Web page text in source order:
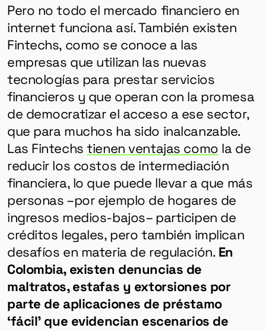
Pero no todo el mercado financiero en
internet funciona así. También existen
Fintechs, como se conoce a las
empresas que utilizan las nuevas
tecnologías para prestar servicios
financieros y que operan con la promesa
de democratizar el acceso a ese sector,
que para muchos ha sido inalcanzable.
Las Fintechstienen ventajas como la de
reducir los costos de intermediación
financiera, lo que puede llevar a que más
personas –por ejemplo de hogares de
ingresos medios-bajos– participen de
créditos legales, pero también implican
desafíos en materia de regulación. En
Colombia, existen denuncias de
maltratos, estafas y extorsiones por
parte de aplicaciones de préstamo
‘fácil’ que evidencian escenarios de